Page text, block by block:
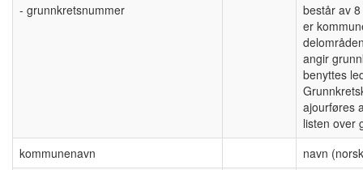
- grunnkretsnummer
består av
er
angir
benyttes
ajourføres
listen over
kommunenavn
navn